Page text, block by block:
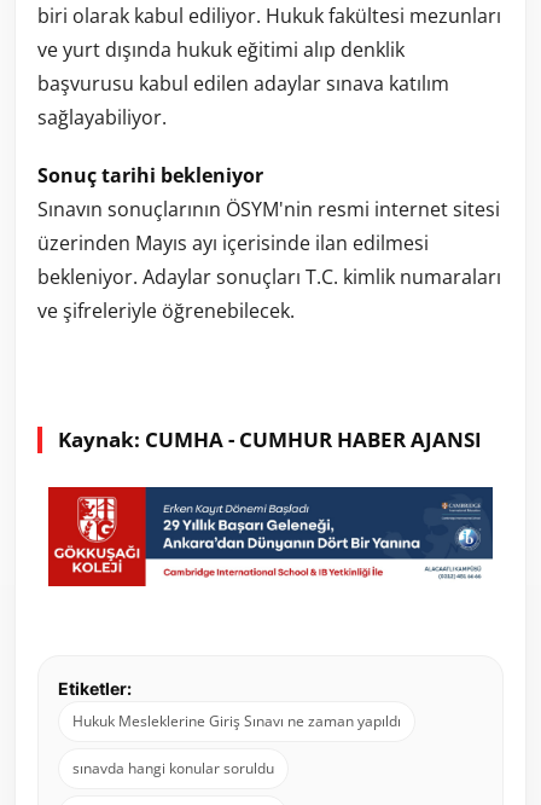
biri olarak kabul ediliyor. Hukuk fakültesi mezunları
ve yurt dışında hukuk eğitimi alıp denklik
başvurusu kabul edilen adaylar sınava katılım
sağlayabiliyor.
Sonuç tarihi bekleniyor
Sınavın sonuçlarının ÖSYM'nin resmi internet sitesi
üzerinden Mayıs ayı içerisinde ilan edilmesi
bekleniyor. Adaylar sonuçları T.C. kimlik numaraları
ve şifreleriyle öğrenebilecek.
Kaynak: CUMHA - CUMHUR HABER AJANSI
Etiketler:
Hukuk Mesleklerine Giriş Sınavı ne zaman yapıldı
sınavda hangi konular soruldu